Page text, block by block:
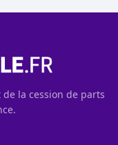
la cession de parts